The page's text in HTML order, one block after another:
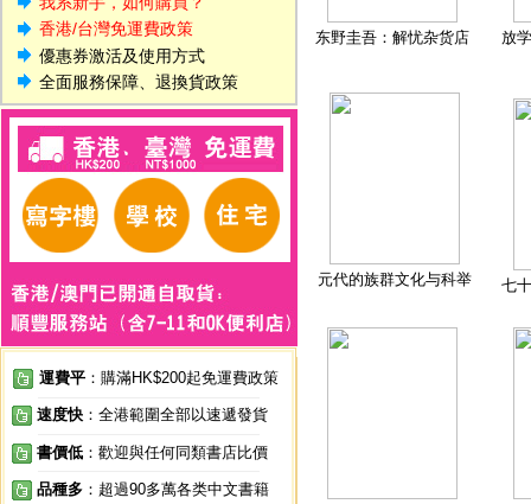
香港/台灣免運費政策
優惠券激活及使用方式
全面服務保障、退換貨政策
運費平 ：購滿HK$200起免運費政策
速度快 ：全港範圍全部以速遞發貨
書價低 ：歡迎與任何同類書店比價
品種多 ：超過90多萬各类中文書籍
东野圭吾：解忧杂货店 放
元代的族群文化与科举 七